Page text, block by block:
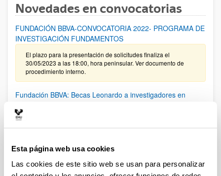
Esta página web usa cookies
Las cookies de este sitio web se usan para personalizar
Novedades en convocatorias
FUNDACIÓN BBVA-CONVOCATORIA 2022- PROGRAMA DE
INVESTIGACIÓN FUNDAMENTOS
El plazo para la presentación de solicitudes finaliza el
30/05/2023 a las 18:00, hora peninsular. Ver documento de
procedimiento interno.
Fundación BBVA: Becas Leonardo a investigadores en
solicitudes finaliza el 28/02/2023 a las 18:00
PIFG22/40: “Modelización fotoquímica de la contaminación
por ozono y precursores en atmósfera”,
Plazo de presentación cerrado: 10/01/2023 - 30/01/2023 23:59